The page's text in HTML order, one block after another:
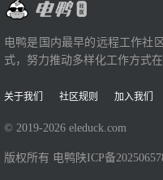
电鸭是国内最早的远程工作社
式，努力推动多样化工作方式
关于我们 社区规则 加入我们
© 2019-2026 eleduck.com
版权所有 电鸭 陕ICP备